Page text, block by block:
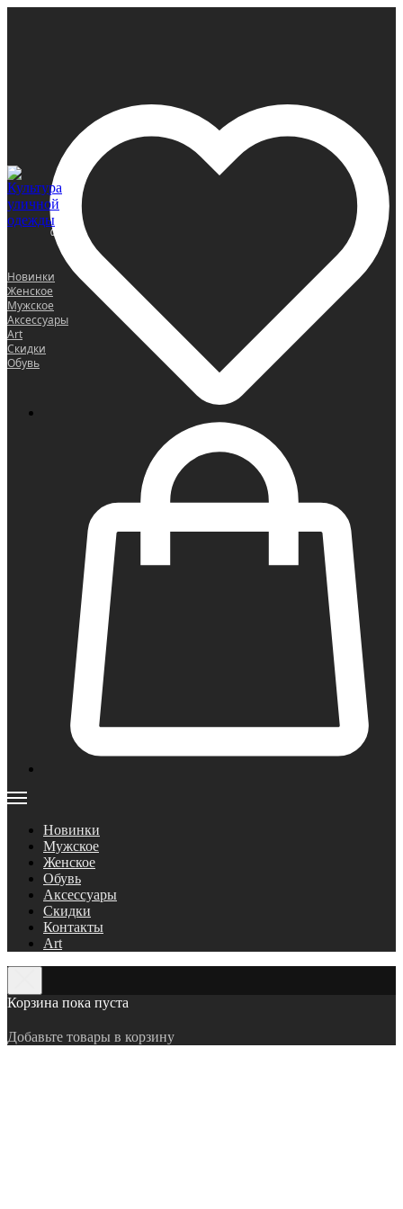
0
Новинки
Женское
Мужское
Аксессуары
Art
Скидки
Обувь
Новинки
Мужское
Женское
Обувь
Аксессуары
Скидки
Контакты
Art
Корзина пока пуста
Добавьте товары в корзину